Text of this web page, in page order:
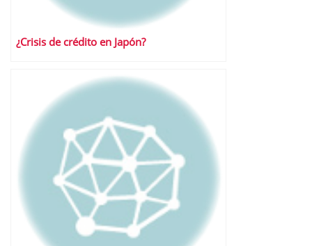
¿Crisis de crédito en Japón?